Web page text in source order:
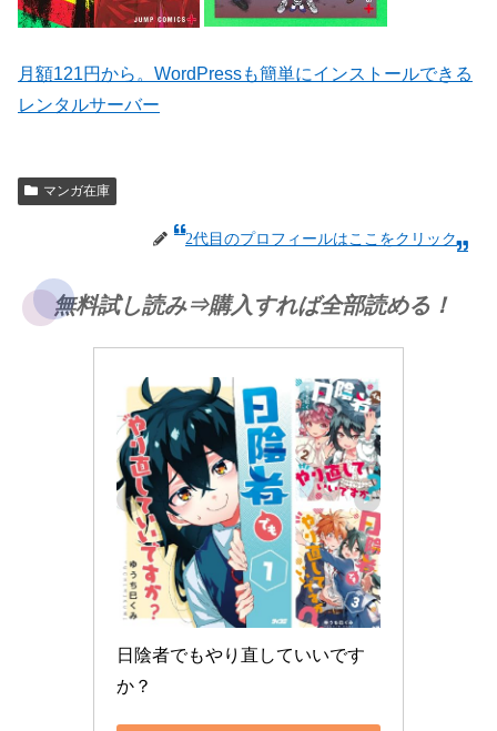
月額121円から。WordPressも簡単にインストールできる
レンタルサーバー
マンガ在庫
2代目のプロフィールはここをクリック
無料試し読み⇒購入すれば全部読める！
日陰者でもやり直していいです
か？